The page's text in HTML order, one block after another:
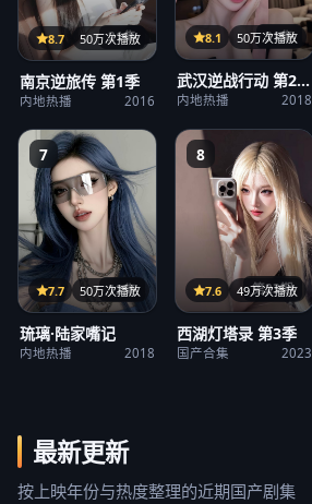
21集
8.7 50万次播放
南京逆旅传 第1季
内地热播 2016
31集
8.1 50万次播放
武汉逆战行动 第2
季
内地热播 2018
7
12集
7.7 50万次播放
琉璃·陆家嘴记
内地热播 2018
8
第23期
7.6 49万次播放
西湖灯塔录 第3季
国产合集 2023
最新更新
按上映年份与热度整理的近期国产剧集